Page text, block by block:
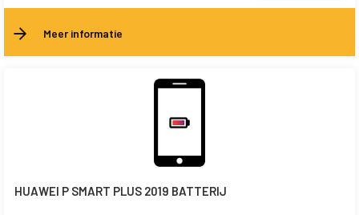
Meer informatie
HUAWEI P SMART PLUS 2019 BATTERIJ